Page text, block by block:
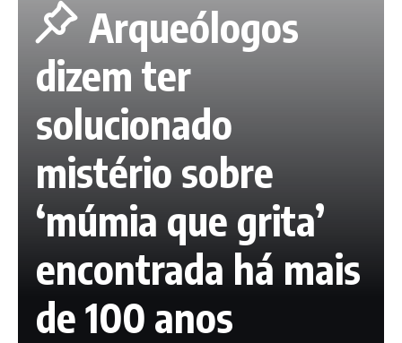
Arqueólogos
dizem ter
solucionado
mistério sobre
‘múmia que grita’
encontrada há mais
de 100 anos